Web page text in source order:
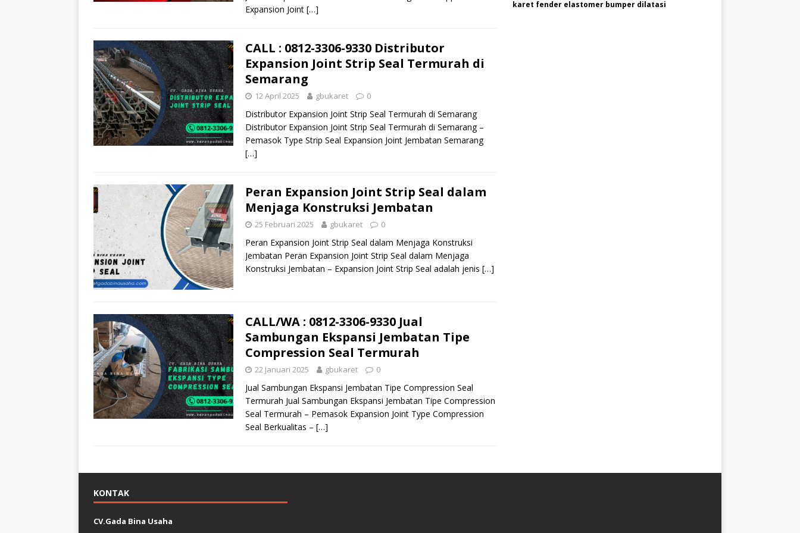
Expansion Joint […]
CALL : 0812-3306-9330 Distributor
Expansion Joint Strip Seal Termurah di
Semarang
12 April 2025 gbukaret 0
Distributor Expansion Joint Strip Seal Termurah di Semarang
Distributor Expansion Joint Strip Seal Termurah di Semarang –
Pemasok Type Strip Seal Expansion Joint Jembatan Semarang
[…]
Peran Expansion Joint Strip Seal dalam
Menjaga Konstruksi Jembatan
25 Februari 2025 gbukaret 0
Peran Expansion Joint Strip Seal dalam Menjaga Konstruksi
Jembatan Peran Expansion Joint Strip Seal dalam Menjaga
Konstruksi Jembatan – Expansion Joint Strip Seal adalah jenis […]
CALL/WA : 0812-3306-9330 Jual
Sambungan Ekspansi Jembatan Tipe
Compression Seal Termurah
22 Januari 2025 gbukaret 0
Jual Sambungan Ekspansi Jembatan Tipe Compression Seal
Termurah Jual Sambungan Ekspansi Jembatan Tipe Compression
Seal Termurah – Pemasok Expansion Joint Type Compression
Seal Berkualitas – […]
karet fender elastomer bumper dilatasi
KONTAK
CV.Gada Bina Usaha